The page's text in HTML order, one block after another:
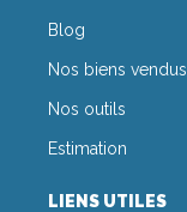
Blog
Nos biens vendus
Nos outils
Estimation
LIENS UTILES